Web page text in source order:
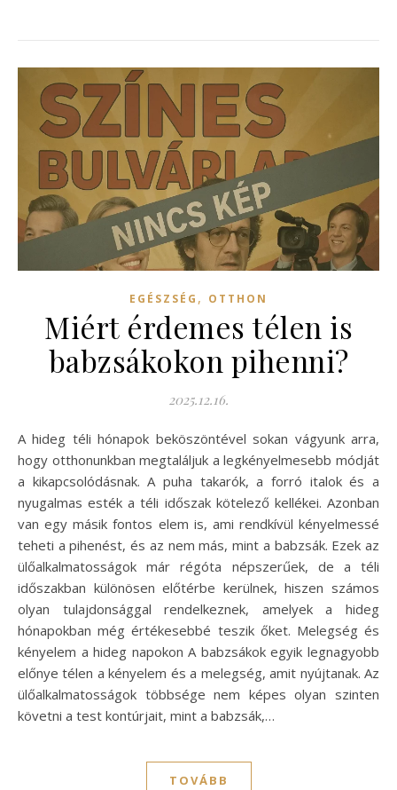
EGÉSZSÉG , OTTHON
Miért érdemes télen is
babzsákokon pihenni?
2025.12.16.
A hideg téli hónapok beköszöntével sokan vágyunk arra,
hogy otthonunkban megtaláljuk a legkényelmesebb módját
a kikapcsolódásnak. A puha takarók, a forró italok és a
nyugalmas esték a téli időszak kötelező kellékei. Azonban
van egy másik fontos elem is, ami rendkívül kényelmessé
teheti a pihenést, és az nem más, mint a babzsák. Ezek az
ülőalkalmatosságok már régóta népszerűek, de a téli
időszakban különösen előtérbe kerülnek, hiszen számos
olyan tulajdonsággal rendelkeznek, amelyek a hideg
hónapokban még értékesebbé teszik őket. Melegség és
kényelem a hideg napokon A babzsákok egyik legnagyobb
előnye télen a kényelem és a melegség, amit nyújtanak. Az
ülőalkalmatosságok többsége nem képes olyan szinten
követni a test kontúrjait, mint a babzsák,…
TOVÁBB